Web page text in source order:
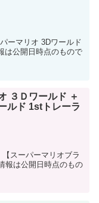
ーマリオ 3Dワールド
は公開日時点のもので
３Ｄワールド ＋
ルド 1stトレーラ
スーパーマリオブラ
報は公開日時点のもの